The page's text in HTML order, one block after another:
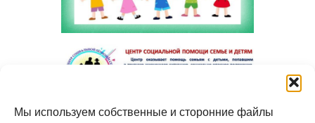
Мы используем собственные и сторонние файлы